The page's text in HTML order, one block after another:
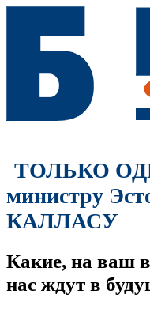
ТОЛЬКО
министру
КАЛЛАСУ
Какие, на ваш
нас ждут в